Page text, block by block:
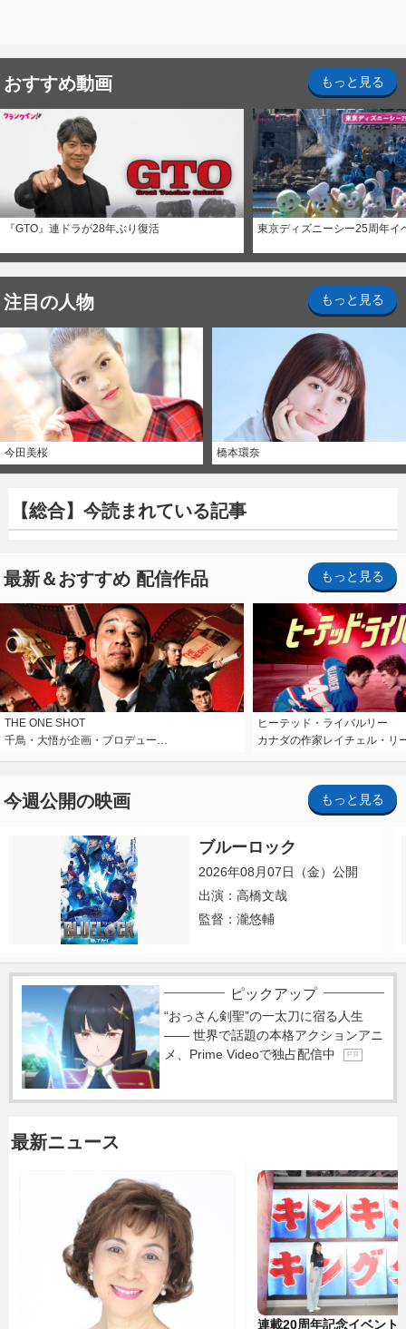
おすすめ動画 もっと見る
『GTO』連ドラが28年ぶり復活 東京ディズニーシー25周年イ
注目の人物 もっと見る
今田美桜 橋本環奈
【総合】今読まれている記事
最新＆おすすめ 配信作品 もっと見る
THE ONE SHOT
千鳥・大悟が企画・プロデュー…
ヒーテッド・ライバルリー
カナダの作家レイチェル・リ
今週公開の映画 もっと見る
ブルーロック
2026年08月07日（金）公開
出演：高橋文哉
監督：瀧悠輔
ピックアップ
“おっさん剣聖”の一太刀に宿る人生
―― 世界で話題の本格アクションアニ
メ、Prime Videoで独占配信中
P R
最新ニュース
連載20周年記念イベント